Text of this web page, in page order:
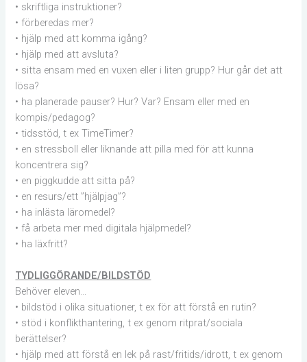
• skriftliga instruktioner?
• förberedas mer?
• hjälp med att komma igång?
• hjälp med att avsluta?
• sitta ensam med en vuxen eller i liten grupp? Hur går det att
lösa?
• ha planerade pauser? Hur? Var? Ensam eller med en
kompis/pedagog?
• tidsstöd, t ex TimeTimer?
• en stressboll eller liknande att pilla med för att kunna
koncentrera sig?
• en piggkudde att sitta på?
• en resurs/ett ”hjälpjag”?
• ha inlästa läromedel?
• få arbeta mer med digitala hjälpmedel?
• ha läxfritt?
TYDLIGGÖRANDE/BILDSTÖD
Behöver eleven…
• bildstöd i olika situationer, t ex för att förstå en rutin?
• stöd i konflikthantering, t ex genom ritprat/sociala
berättelser?
• hjälp med att förstå en lek på rast/fritids/idrott, t ex genom